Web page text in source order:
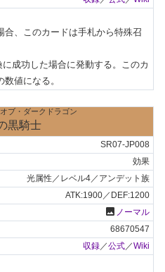
、このカードは手札から特殊召
成功した場合に発動する。このカ
値になる。
ブ・ダークドラゴン
黒騎士
SR07-JP008
効果
光属性／レベル4／アンデット族
ATK:1900／DEF:1200
photo ノーマル
68670547
収録 ／公式 ／Wiki